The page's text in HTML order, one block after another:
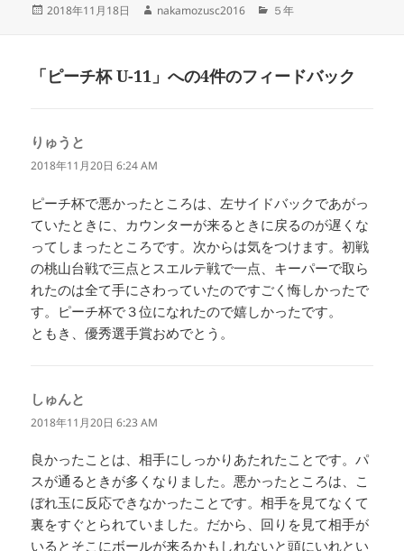
投
2018年11月18日
作
nakamozusc2016
カ
ー
５年
「ピーチ杯 U-11」への4件のフィードバック
りゅうと
り:
2018年11月20日 6:24 AM
ピーチ杯で悪かったところは、左サイドバックであがっ
ていたときに、カウンターが来るときに戻るのが遅くな
ってしまったところです。次からは気をつけます。初戦
の桃山台戦で三点とスエルテ戦で一点、キーパーで取ら
れたのは全て手にさわっていたのですごく悔しかったで
す。ピーチ杯で３位になれたので嬉しかったです。
ともき、優秀選手賞おめでとう。
しゅんと
り:
2018年11月20日 6:23 AM
良かったことは、相手にしっかりあたれたことです。パ
スが通るときが多くなりました。悪かったところは、こ
ぼれ玉に反応できなかったことです。相手を見てなくて
裏をすぐとられていました。だから、回りを見て相手が
いるとそこにボールが来るかもしれないと頭にいれとい